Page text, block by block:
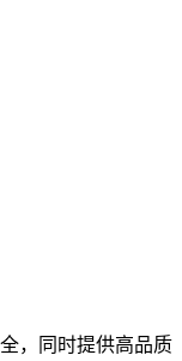
，同时提供高品质